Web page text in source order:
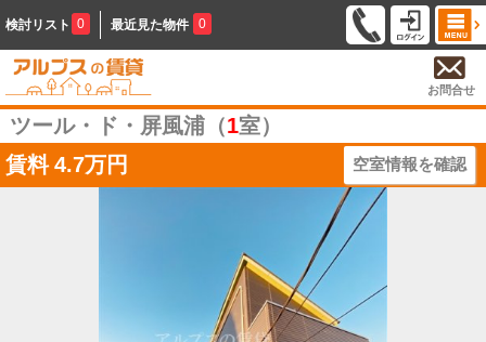
検討リスト 0 最近見た物件 0
お問合せ
ツール・ド・屏風浦（1室）
賃料 4.7万円 空室情報を確認